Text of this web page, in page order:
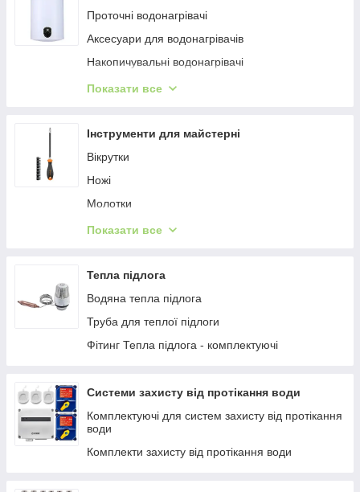
Комплекти для підключення газу
Проточні водонагрівачі
Аксесуари для водонагрівачів
Накопичувальні водонагрівачі
Газові водонагрівачі
Показати все
Інструменти для майстерні
Вікрутки
Ножі
Молотки
Ломи і фомки
Ключі
Ножиці
Вимірювальні інструменти
Плоскогубці
Олівці будівельні
Вішалки для інструментів
Драбини
Показати все
Тепла підлога
Водяна тепла підлога
Труба для теплої підлоги
Фітинг Тепла підлога - комплектуючі
Системи захисту від протікання води
Комплектуючі для систем захисту від протікання
води
Комплекти захисту від протікання води